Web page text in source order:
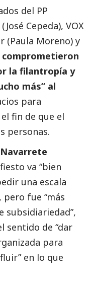
del PP
Cepeda), VOX
(Paula Moreno) y
comprometieron
la filantropía y
más” al
para
fin de que el
personas.
Navarrete
va “bien
una escala
fue “más
subsidiariedad”,
sentido de “dar
para
en lo que